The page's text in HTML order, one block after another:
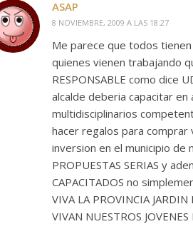
ASAP
8 NOVIEMBRE, 2009 A LAS 18:27
Me parece que todos
quienes vienen trabajando
RESPONSABLE como dice
alcalde deberia capacitar
multidisciplinarios
hacer regalos para
inversion en el municipio de
PROPUESTAS SERIAS y
CAPACITADOS no
VIVA LA PROVINCIA
VIVAN NUESTROS